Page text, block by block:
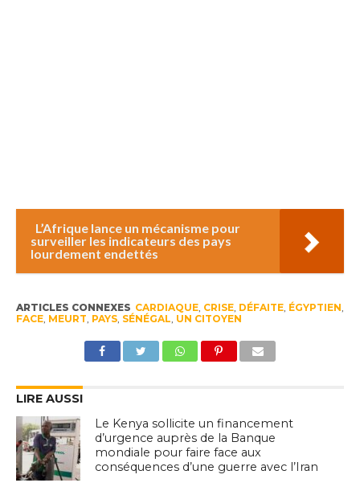
L’Afrique lance un mécanisme pour
surveiller les indicateurs des pays
lourdement endettés
ARTICLES CONNEXES CARDIAQUE, CRISE, DÉFAITE, ÉGYPTIEN
FACE, MEURT PAYS, SÉNÉGAL UN CITOYEN
LIRE AUSSI
Le Kenya sollicite un financement
d’urgence auprès de la Banque
mondiale pour faire face aux
conséquences d’une guerre avec l’Iran